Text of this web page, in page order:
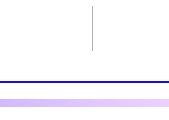
2026 à